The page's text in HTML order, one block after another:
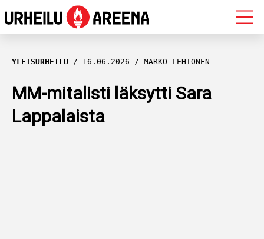
OLYMPIALAISET
MAASTOHIIHTO
AMPUMAHIIHTO
YLEISURHEILU 16.06.2026 MARKO LEHTONEN
MM-mitalisti läksytti Sara
Lappalaista